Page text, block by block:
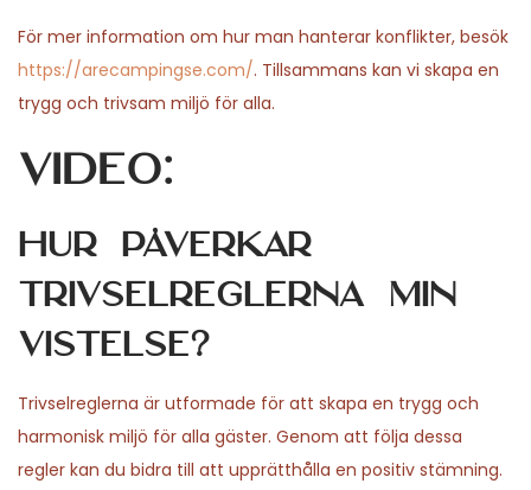
För mer information om hur man hanterar konflikter, besök
https://arecampingse.com/. Tillsammans kan vi skapa en
trygg och trivsam miljö för alla.
Video:
Hur påverkar
trivselreglerna min
vistelse?
Trivselreglerna är utformade för att skapa en trygg och
harmonisk miljö för alla gäster. Genom att följa dessa
regler kan du bidra till att upprätthålla en positiv stämning.